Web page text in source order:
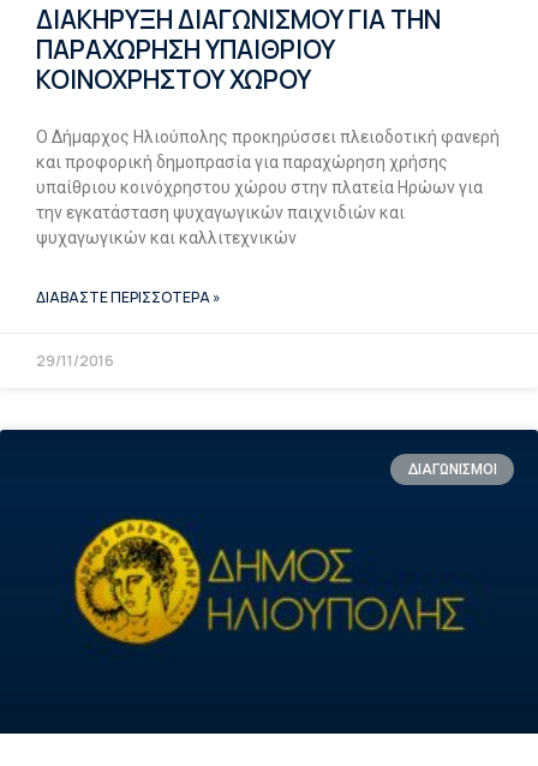
ΔΙΑΚΗΡΥΞΗ ΔΙΑΓΩΝΙΣΜΟΥ ΓΙΑ ΤΗΝ
ΠΑΡΑΧΩΡΗΣΗ ΥΠΑΙΘΡΙΟΥ
ΚΟΙΝΟΧΡΗΣΤΟΥ ΧΩΡΟΥ
Ο Δήμαρχος Ηλιούπολης προκηρύσσει πλειοδοτική φανερή
και προφορική δημοπρασία για παραχώρηση χρήσης
υπαίθριου κοινόχρηστου χώρου στην πλατεία Ηρώων για
την εγκατάσταση ψυχαγωγικών παιχνιδιών και
ψυχαγωγικών και καλλιτεχνικών
ΔΙΑΒΑΣΤΕ ΠΕΡΙΣΣΟΤΕΡΑ »
29/11/2016
ΔΙΑΓΩΝΙΣΜΟΙ